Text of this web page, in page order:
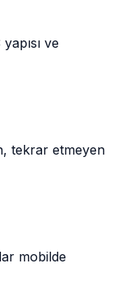
ve
tekrar etmeyen
mobilde